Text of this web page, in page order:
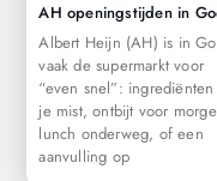
AH openingstijden in
Albert Heijn (AH) is in
vaak de supermarkt voor
“even snel”:
je mist, ontbijt voor
lunch onderweg, of een
aanvulling op